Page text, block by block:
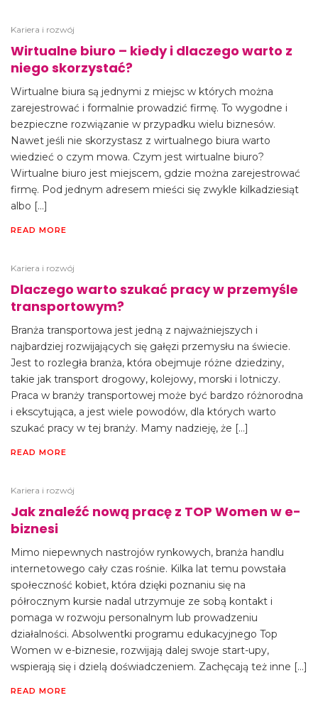
Kariera i rozwój
Wirtualne biuro – kiedy i dlaczego warto z
niego skorzystać?
Wirtualne biura są jednymi z miejsc w których można
zarejestrować i formalnie prowadzić firmę. To wygodne i
bezpieczne rozwiązanie w przypadku wielu biznesów.
Nawet jeśli nie skorzystasz z wirtualnego biura warto
wiedzieć o czym mowa. Czym jest wirtualne biuro?
Wirtualne biuro jest miejscem, gdzie można zarejestrować
firmę. Pod jednym adresem mieści się zwykle kilkadziesiąt
albo […]
READ MORE
Kariera i rozwój
Dlaczego warto szukać pracy w przemyśle
transportowym?
Branża transportowa jest jedną z najważniejszych i
najbardziej rozwijających się gałęzi przemysłu na świecie.
Jest to rozległa branża, która obejmuje różne dziedziny,
takie jak transport drogowy, kolejowy, morski i lotniczy.
Praca w branży transportowej może być bardzo różnorodna
i ekscytująca, a jest wiele powodów, dla których warto
szukać pracy w tej branży. Mamy nadzieję, że […]
READ MORE
Kariera i rozwój
Jak znaleźć nową pracę z TOP Women w e-
biznesi
Mimo niepewnych nastrojów rynkowych, branża handlu
internetowego cały czas rośnie. Kilka lat temu powstała
społeczność kobiet, która dzięki poznaniu się na
półrocznym kursie nadal utrzymuje ze sobą kontakt i
pomaga w rozwoju personalnym lub prowadzeniu
działalności. Absolwentki programu edukacyjnego Top
Women w e-biznesie, rozwijają dalej swoje start-upy,
wspierają się i dzielą doświadczeniem. Zachęcają też inne […]
READ MORE